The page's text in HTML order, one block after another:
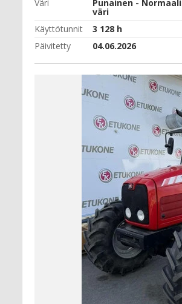
Väri
Punainen - Normaali
väri
Käyttötunnit 3 128 h
Päivitetty
04.06.2026